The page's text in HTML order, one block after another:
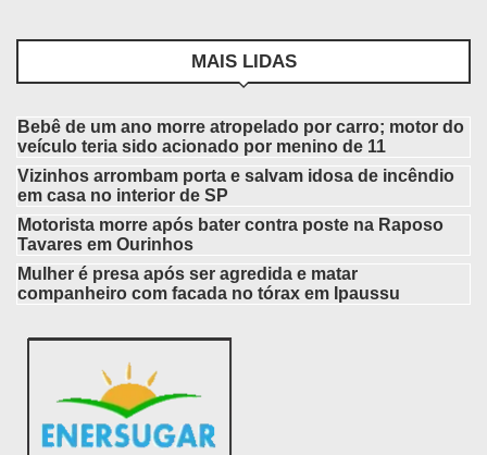
MAIS LIDAS
Bebê de um ano morre atropelado por carro; motor do
veículo teria sido acionado por menino de 11
Vizinhos arrombam porta e salvam idosa de incêndio
em casa no interior de SP
Motorista morre após bater contra poste na Raposo
Tavares em Ourinhos
Mulher é presa após ser agredida e matar
companheiro com facada no tórax em Ipaussu